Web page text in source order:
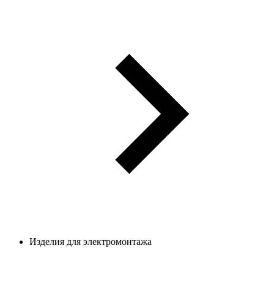
Изделия для электромонтажа